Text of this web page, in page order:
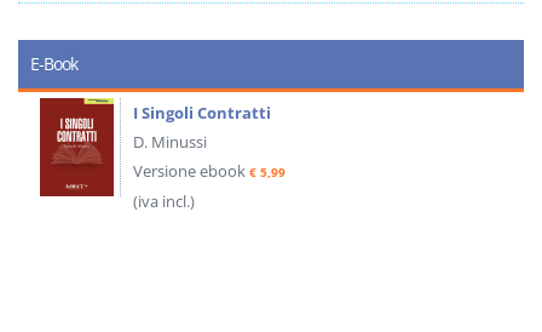
E-Book
I Singoli Contratti
D. Minussi
Versione ebook € 5,99
(iva incl.)